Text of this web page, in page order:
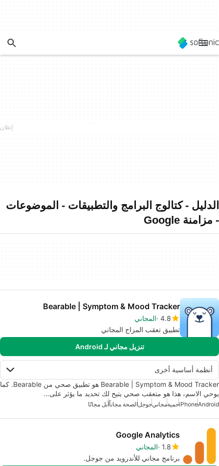
الدليل - كتالوج البرامج والتطبيقات - الموضوعات
- مزامنة Google
Bearable | Symptom & Mood Tracker
4.8 المجاني
تطبيق تعقب المزاج المجاني
تنزيل مجاني لـ Android
أنظمة أساسية أخرى
Bearable | Symptom & Mood Tracker هو تطبيق صحي من Bearable. كما
يوحي الاسم، هذا هو متعقب صحي يتيح لك تحديد ما يؤثر على…
Android
iPhoneحميةمجانيجوجلالصحة مجاناًآبل مجانًا
Google Analytics
1.8 المجاني
برنامج مجاني للأندرويد من جوجل.